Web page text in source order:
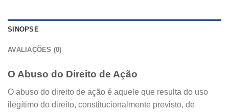
SINOPSE
AVALIAÇÕES (0)
O Abuso do Direito de Ação
O abuso do direito de ação é aquele que resulta do uso
ilegítimo do direito, constitucionalmente previsto, de